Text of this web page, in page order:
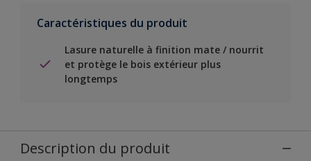
Caractéristiques du produit
Lasure naturelle à finition mate / nourrit
et protège le bois extérieur plus
longtemps
Description du produit